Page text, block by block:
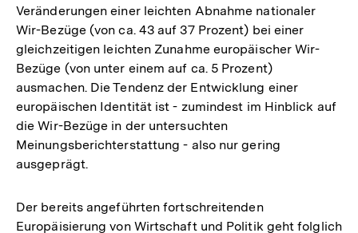
Veränderungen einer leichten Abnahme nationaler
Wir-Bezüge (von ca. 43 auf 37 Prozent) bei einer
gleichzeitigen leichten Zunahme europäischer Wir-
Bezüge (von unter einem auf ca. 5 Prozent)
ausmachen. Die Tendenz der Entwicklung einer
europäischen Identität ist - zumindest im Hinblick auf
die Wir-Bezüge in der untersuchten
Meinungsberichterstattung - also nur gering
ausgeprägt.
Der bereits angeführten fortschreitenden
Europäisierung von Wirtschaft und Politik geht folglich